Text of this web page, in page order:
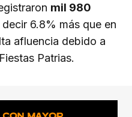
mil 980
decir 6.8% más que en
afluencia debido a
Patrias.